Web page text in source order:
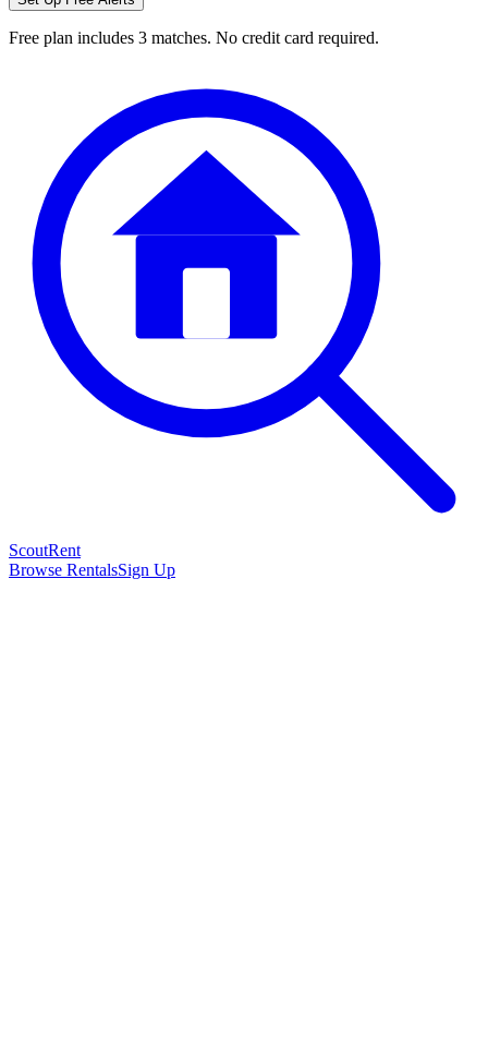
Free plan includes 3 matches. No credit card required.
ScoutRent
Browse RentalsSign Up